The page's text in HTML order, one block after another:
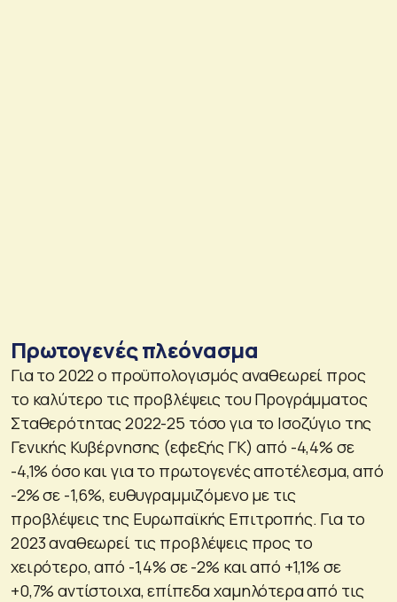
Πρωτογενές πλεόνασμα
Για το 2022 ο προϋπολογισμός αναθεωρεί προς
το καλύτερο τις προβλέψεις του Προγράμματος
Σταθερότητας 2022-25 τόσο για το Ισοζύγιο της
Γενικής Κυβέρνησης (εφεξής ΓΚ) από -4,4% σε
-4,1% όσο και για το πρωτογενές αποτέλεσμα, από
-2% σε -1,6%, ευθυγραμμιζόμενο με τις
προβλέψεις της Ευρωπαϊκής Επιτροπής. Για το
2023 αναθεωρεί τις προβλέψεις προς το
χειρότερο, από -1,4% σε -2% και από +1,1% σε
+0,7% αντίστοιχα, επίπεδα χαμηλότερα από τις